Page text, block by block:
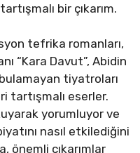
bir çıkarım.
tefrika romanları,
“Kara Davut”, Abidin
tiyatroları
tartışmalı eserler.
yorumluyor ve
nasıl etkilediğini
önemli çıkarımlar